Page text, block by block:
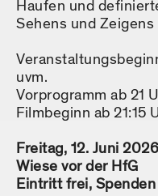
Haufen und
Sehens und Zeigens
uvm.
Vorprogramm ab 21
Filmbeginn ab 21:15
Freitag, 12. Juni
Wiese vor der HfG
Eintritt frei,